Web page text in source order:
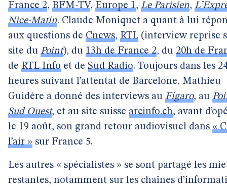
France 2, BFM-TV, Europe 1, Le Parisien,
Nice-Matin. Claude Moniquet a quant à lui
aux questions de Cnews, RTL (interview reprise
site du Point), du 13h de France 2, du 20h de
de RTL Info et de Sud Radio. Toujours dans les
heures suivant l’attentat de Barcelone, Mathieu
Guidère a donné des interviews au Figaro, au
Sud Ouest, et au site suisse arcinfo.ch, avant
le 19 août, son grand retour audiovisuel dans «
l’air » sur France 5.
Les autres « spécialistes » se sont partagé les
restantes, notamment sur les chaînes